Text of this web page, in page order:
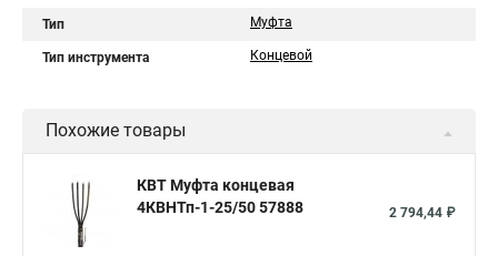
Тип Муфта
Тип инструмента Концевой
Похожие товары
КВТ Муфта концевая
4КВНТп-1-25/50 57888
2 794,44 ₽